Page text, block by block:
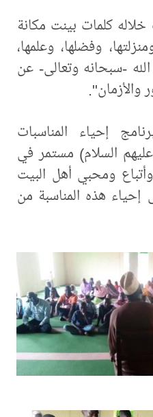
كلمات بينت مكانة
وفضلها، وعلمها،
-سبحانه وتعالى- عن
والأزمان".
إحياء المناسبات
السلام) مستمر في
ومحبي أهل البيت
إحياء هذه المناسبة من